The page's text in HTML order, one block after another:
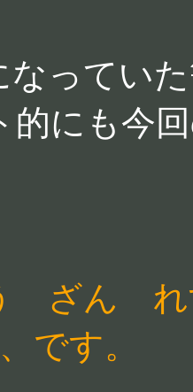
なってい
的にも今
ざん れ
です。